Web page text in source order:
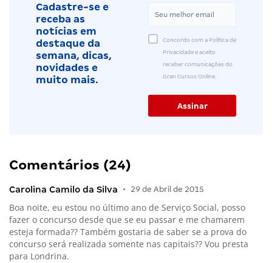
Cadastre-se e
receba as
notícias em
destaque da
semana, dicas,
novidades e
muito mais.
Concordo com a Política de
Privacidade e aceito
receber comunicações do
Gran Cursos Online.
Comentários (24)
Carolina Camilo da Silva • 29 de Abril de 2015
Boa noite, eu estou no último ano de Serviço Social, posso
fazer o concurso desde que se eu passar e me chamarem
esteja formada?? Também gostaria de saber se a prova do
concurso será realizada somente nas capitais?? Vou presta
para Londrina.